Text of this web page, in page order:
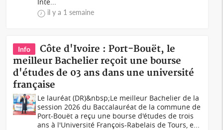
il y a 1 semaine
Info
Côte d'Ivoire : Port-Bouët, le
meilleur Bachelier reçoit une bourse
d'études de 03 ans dans une université
française
Le lauréat (DR)&nbsp;Le meilleur Bachelier de la
session 2026 du Baccalauréat de la commune de
Port-Bouët a reçu une bourse d'études de trois
ans à l'Université François-Rabelais de Tours, e...